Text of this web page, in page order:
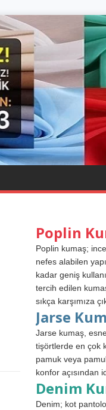
Poplin
Poplin kumaş;
nefes alabilen
kadar geniş
tercih edilen
sıkça karşımıza
Jarse
Jarse kumaş,
tişörtlerde en çok
pamuk veya
konfor açısından
Denim
Denim; kot